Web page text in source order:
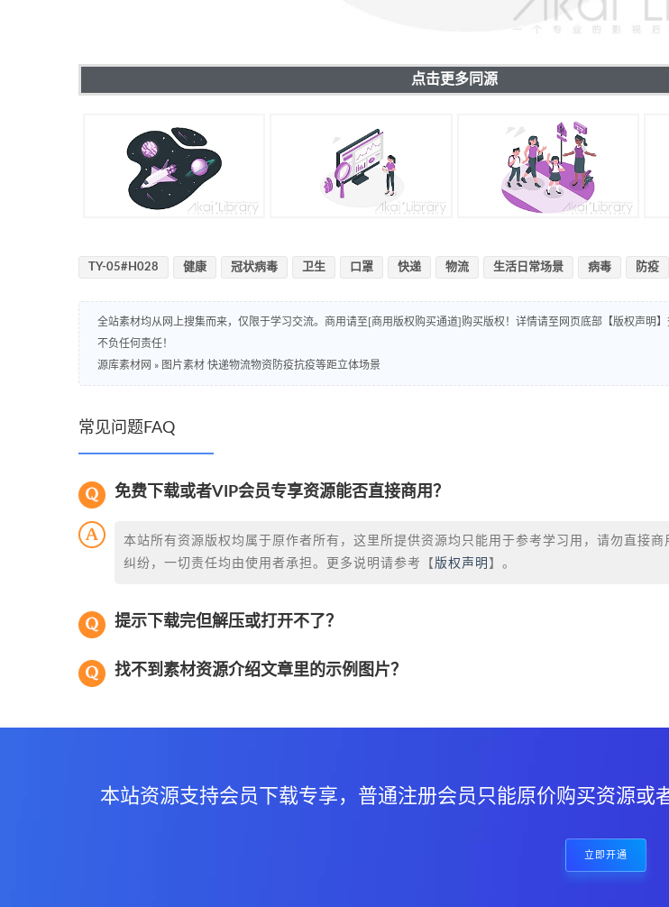
点击更多同源
TY-05#H028 健康 冠状病毒 卫生 口罩 快递 物流 生活日常场景 病毒 防疫
全站素材均从网上搜集而来，仅限于学习交流。商用请至[商用版权购买通道]购买版权！详情请至网页底部【版权声明
不负任何责任！
源库素材网 » 图片素材 快递物流物资防疫抗疫等距立体场景
常见问题FAQ
免费下载或者VIP会员专享资源能否直接商用？
本站所有资源版权均属于原作者所有，这里所提供资源均只能用于参考学习用，请勿直接商
纠纷，一切责任均由使用者承担。更多说明请参考【 版权声明 】。
提示下载完但解压或打开不了？
找不到素材资源介绍文章里的示例图片？
本站资源支持会员下载专享，普通注册会员只能原价购买资源
立即开通